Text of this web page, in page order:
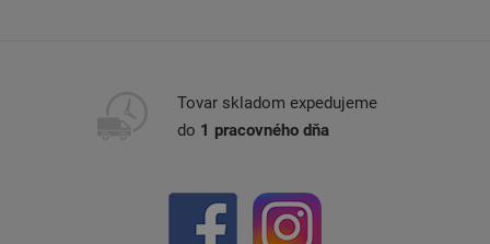
Tovar skladom expedujeme
do 1 pracovného dňa